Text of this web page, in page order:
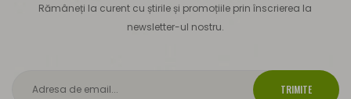
Rămâneți la curent cu știrile și promoțiile prin înscrierea la
newsletter-ul nostru.
TRIMITE